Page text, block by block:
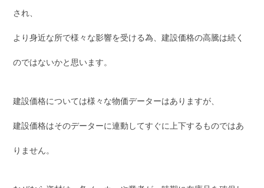
され、
より身近な所で様々な影響を受ける為、建設価格の高騰は続く
のではないかと思います。
建設価格については様々な物価データーはありますが、
建設価格はそのデーターに連動してすぐに上下するものではあ
りません。